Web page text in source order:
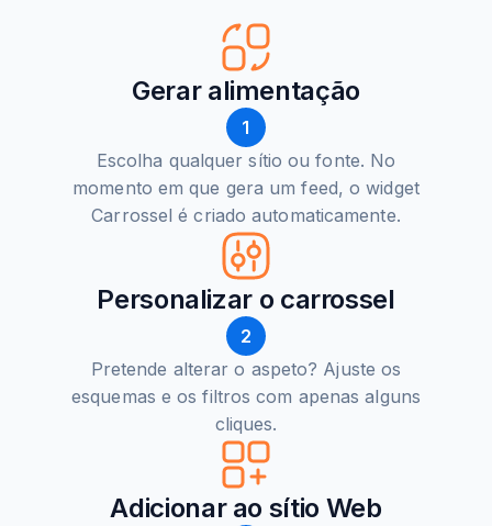
Gerar alimentação
1
Escolha qualquer sítio ou fonte. No
momento em que gera um feed, o widget
Carrossel é criado automaticamente.
Personalizar o carrossel
2
Pretende alterar o aspeto? Ajuste os
esquemas e os filtros com apenas alguns
cliques.
Adicionar ao sítio Web